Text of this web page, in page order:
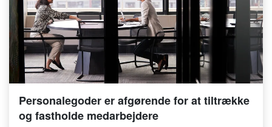
Personalegoder er afgørende for at tiltrække
og fastholde medarbejdere